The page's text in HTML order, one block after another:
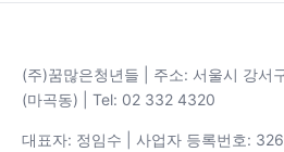
(주)꿈많은청년들 | 주소: 서울시 강서
(마곡동) | Tel: 02 332 4320
대표자: 정임수 | 사업자 등록번호: